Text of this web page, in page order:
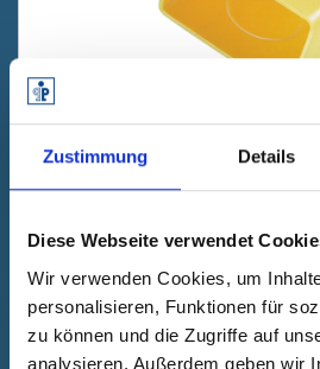
Zustimmung Details
Diese Webseite verwendet
Wir verwenden Cookies, um
personalisieren, Funktionen für
zu können und die Zugriffe auf
analysieren. Außerdem geben wir
GPN 695 BE 10 PE-
zanikanie
Cena produktu
bezpłatnie
Ilość (szt.)